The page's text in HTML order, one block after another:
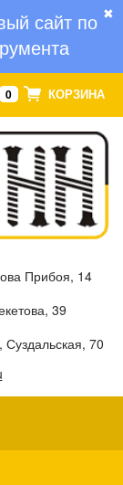
✖
сайт по
0 КОРЗИНА
Прибоя, 14
39
70